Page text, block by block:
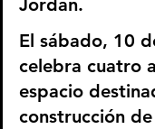
Jordán.
El sábado, 10
celebra cuatro
espacio
construcción